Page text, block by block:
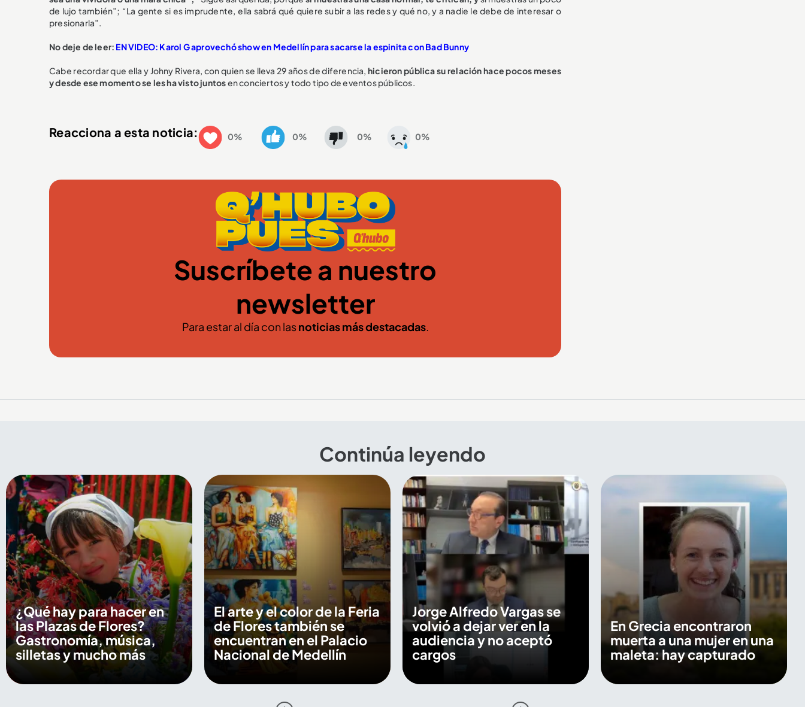
de lujo también”; “La gente si es imprudente, ella sabrá qué quiere subir a las redes y qué no, y a nadie le debe de interesar o
presionarla”.
No deje de leer: EN VIDEO: Karol G aprovechó show en Medellín para sacarse la espinita con Bad Bunny
Cabe recordar que ella y Johny Rivera, con quien se lleva 29 años de diferencia, hicieron pública su relación hace pocos meses
y desde ese momento se les ha visto juntosen conciertos y todo tipo de eventos públicos.
Reacciona a esta noticia: 0% 0% 0% 0%
Suscríbete a nuestro
newsletter
Para estar al día con lasnoticias más destacadas.
Continúa leyendo
¿Qué hay para hacer en
las Plazas de Flores?
Gastronomía, música,
silletas y mucho más
El arte y el color de la Feria
de Flores también se
encuentran en el Palacio
Nacional de Medellín
Jorge Alfredo Vargas se
volvió a dejar ver en la
audiencia y no aceptó
cargos
En Grecia encontraron
muerta a una mujer en una
maleta: hay capturado